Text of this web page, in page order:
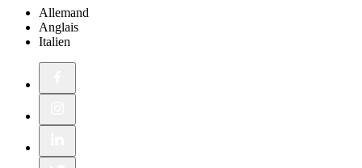
Allemand
Anglais
Italien